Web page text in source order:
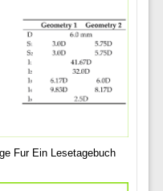
Fur Ein Lesetagebuch